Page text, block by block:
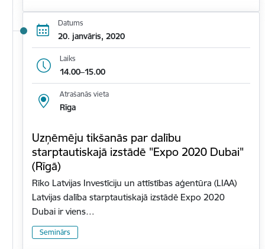
Datums
20. janvāris, 2020
Laiks
14.00–15.00
Atrašanās vieta
Rīga
Uzņēmēju tikšanās par dalību
starptautiskajā izstādē "Expo 2020 Dubai"
(Rīgā)
Rīko Latvijas Investīciju un attīstības aģentūra (LIAA)
Latvijas dalība starptautiskajā izstādē Expo 2020
Dubai ir viens…
Seminārs